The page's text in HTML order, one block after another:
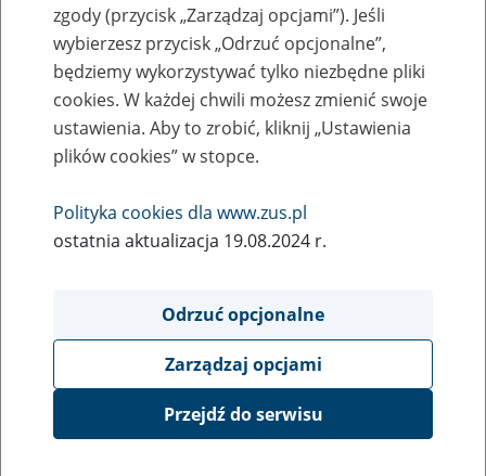
Zaproś ZUS do siebie - zakładanie profili
eZUS w siedzibie Twojej firmy
Rodzaj wydarzenia
Szkolenia
Obszar merytoryczny
obsługa klientów
Opis wydarzenia
Platforma Usług Elektronicznych ZUS eZUS
zgody (przycisk „Zarządzaj opcjami”). Jeśli
wybierzesz przycisk „Odrzuć opcjonalne”,
będziemy wykorzystywać tylko niezbędne pliki
cookies. W każdej chwili możesz zmienić swoje
ustawienia. Aby to zrobić, kliknij „Ustawienia
plików cookies” w stopce.
Polityka cookies dla www.zus.pl
ostatnia aktualizacja 19.08.2024 r.
Odrzuć opcjonalne
Zarządzaj opcjami
Przejdź do serwisu